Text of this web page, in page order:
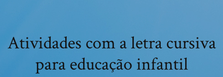
Atividades com a letra cursiva
para educação infantil